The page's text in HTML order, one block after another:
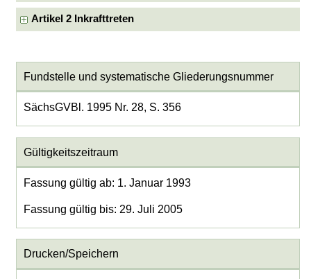
Artikel 2 Inkrafttreten
Fundstelle und systematische Gliederungsnummer
SächsGVBl. 1995 Nr. 28, S. 356
Gültigkeitszeitraum
Fassung gültig ab: 1. Januar 1993
Fassung gültig bis: 29. Juli 2005
Drucken/Speichern